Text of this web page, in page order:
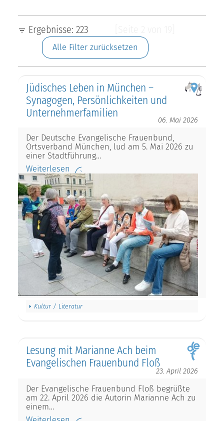
Ergebnisse: 223
Alle Filter zurücksetzen
Jüdisches Leben in München –
Synagogen, Persönlichkeiten und
Unternehmerfamilien
06. Mai 2026
Der Deutsche Evangelische Frauenbund,
Ortsverband München, lud am 5. Mai 2026 zu
einer Stadtführung…
Weiterlesen
Kultur / Literatur
Lesung mit Marianne Ach beim
Evangelischen Frauenbund Floß
23. April 2026
Der Evangelische Frauenbund Floß begrüßte
am 22. April 2026 die Autorin Marianne Ach zu
einem…